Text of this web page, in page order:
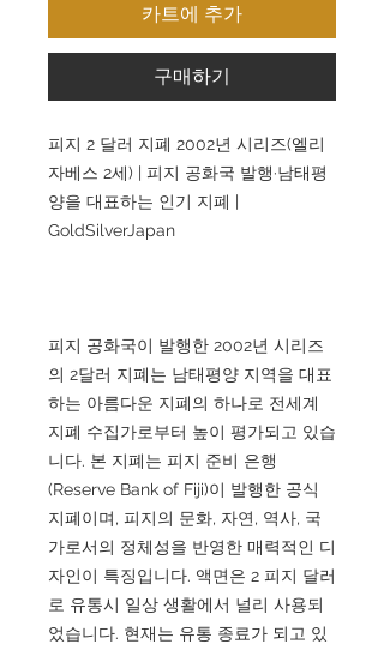
카트에 추가
구매하기
피지 2 달러 지폐 2002년 시리즈(엘리
자베스 2세) | 피지 공화국 발행·남태평
양을 대표하는 인기 지폐 |
GoldSilverJapan
피지 공화국이 발행한 2002년 시리즈
의 2달러 지폐는 남태평양 지역을 대표
하는 아름다운 지폐의 하나로 전세계
지폐 수집가로부터 높이 평가되고 있습
니다. 본 지폐는 피지 준비 은행
(Reserve Bank of Fiji)이 발행한 공식
지폐이며, 피지의 문화, 자연, 역사, 국
가로서의 정체성을 반영한 매력적인 디
자인이 특징입니다. 액면은 2 피지 달러
로 유통시 일상 생활에서 널리 사용되
었습니다. 현재는 유통 종료가 되고 있